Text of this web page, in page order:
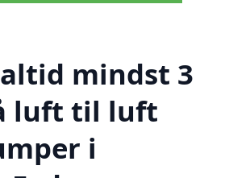
mindst 3
luft til luft
i